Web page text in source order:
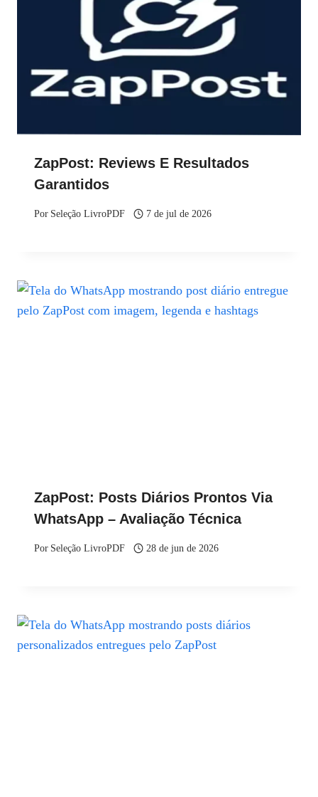
ZapPost: Reviews E Resultados
Garantidos
Por Seleção LivroPDF 7 de jul de 2026
ZapPost: Posts Diários Prontos Via
WhatsApp – Avaliação Técnica
Por Seleção LivroPDF 28 de jun de 2026